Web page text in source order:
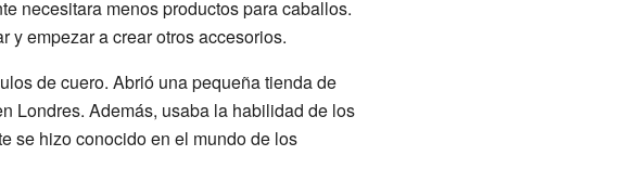
necesitara menos productos para caballos.
y empezar a crear otros accesorios.
de cuero. Abrió una pequeña tienda de
Londres. Además, usaba la habilidad de los
se hizo conocido en el mundo de los